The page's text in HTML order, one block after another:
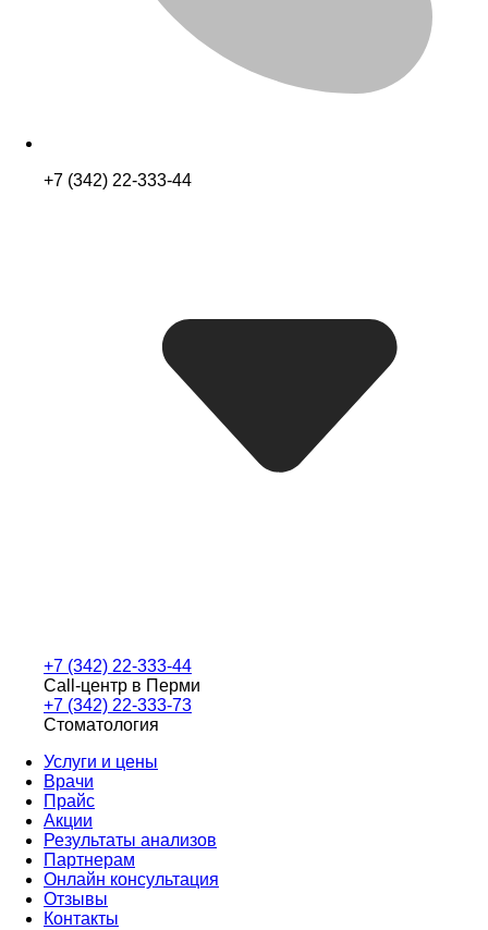
+7 (342) 22-333-44
+7 (342) 22-333-44
Call-центр в Перми
+7 (342) 22-333-73
Стоматология
Услуги и цены
Врачи
Прайс
Акции
Результаты анализов
Партнерам
Онлайн консультация
Отзывы
Контакты